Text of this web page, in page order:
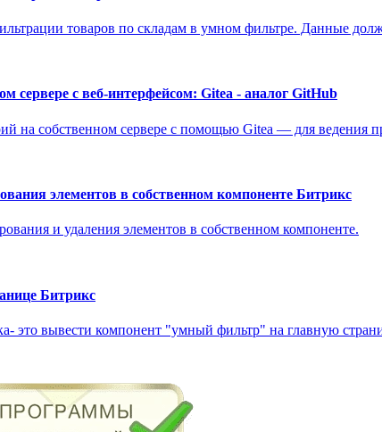
товаров по складам в умном фильтре. Данные
сервере с веб-интерфейсом: Gitea - аналог GitHub
на собственном сервере с помощью Gitea — для ведения
элементов в собственном компоненте Битрикс
и удаления элементов в собственном компоненте.
Битрикс
это вывести компонент "умный фильтр" на главную